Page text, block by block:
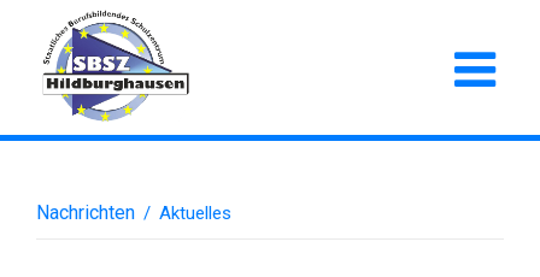
Nachrichten / Aktuelles